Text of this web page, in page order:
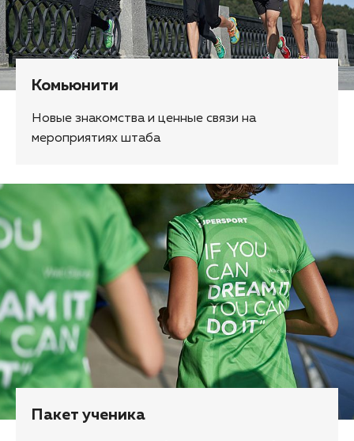
Комьюнити
Новые знакомства и ценные связи на
мероприятиях штаба
Пакет ученика